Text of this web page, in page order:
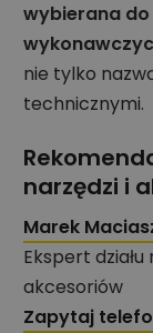
wybierana
nie tylko
technicznymi.
narzędzi i
Marek
Ekspert
akcesoriów
Zapytaj